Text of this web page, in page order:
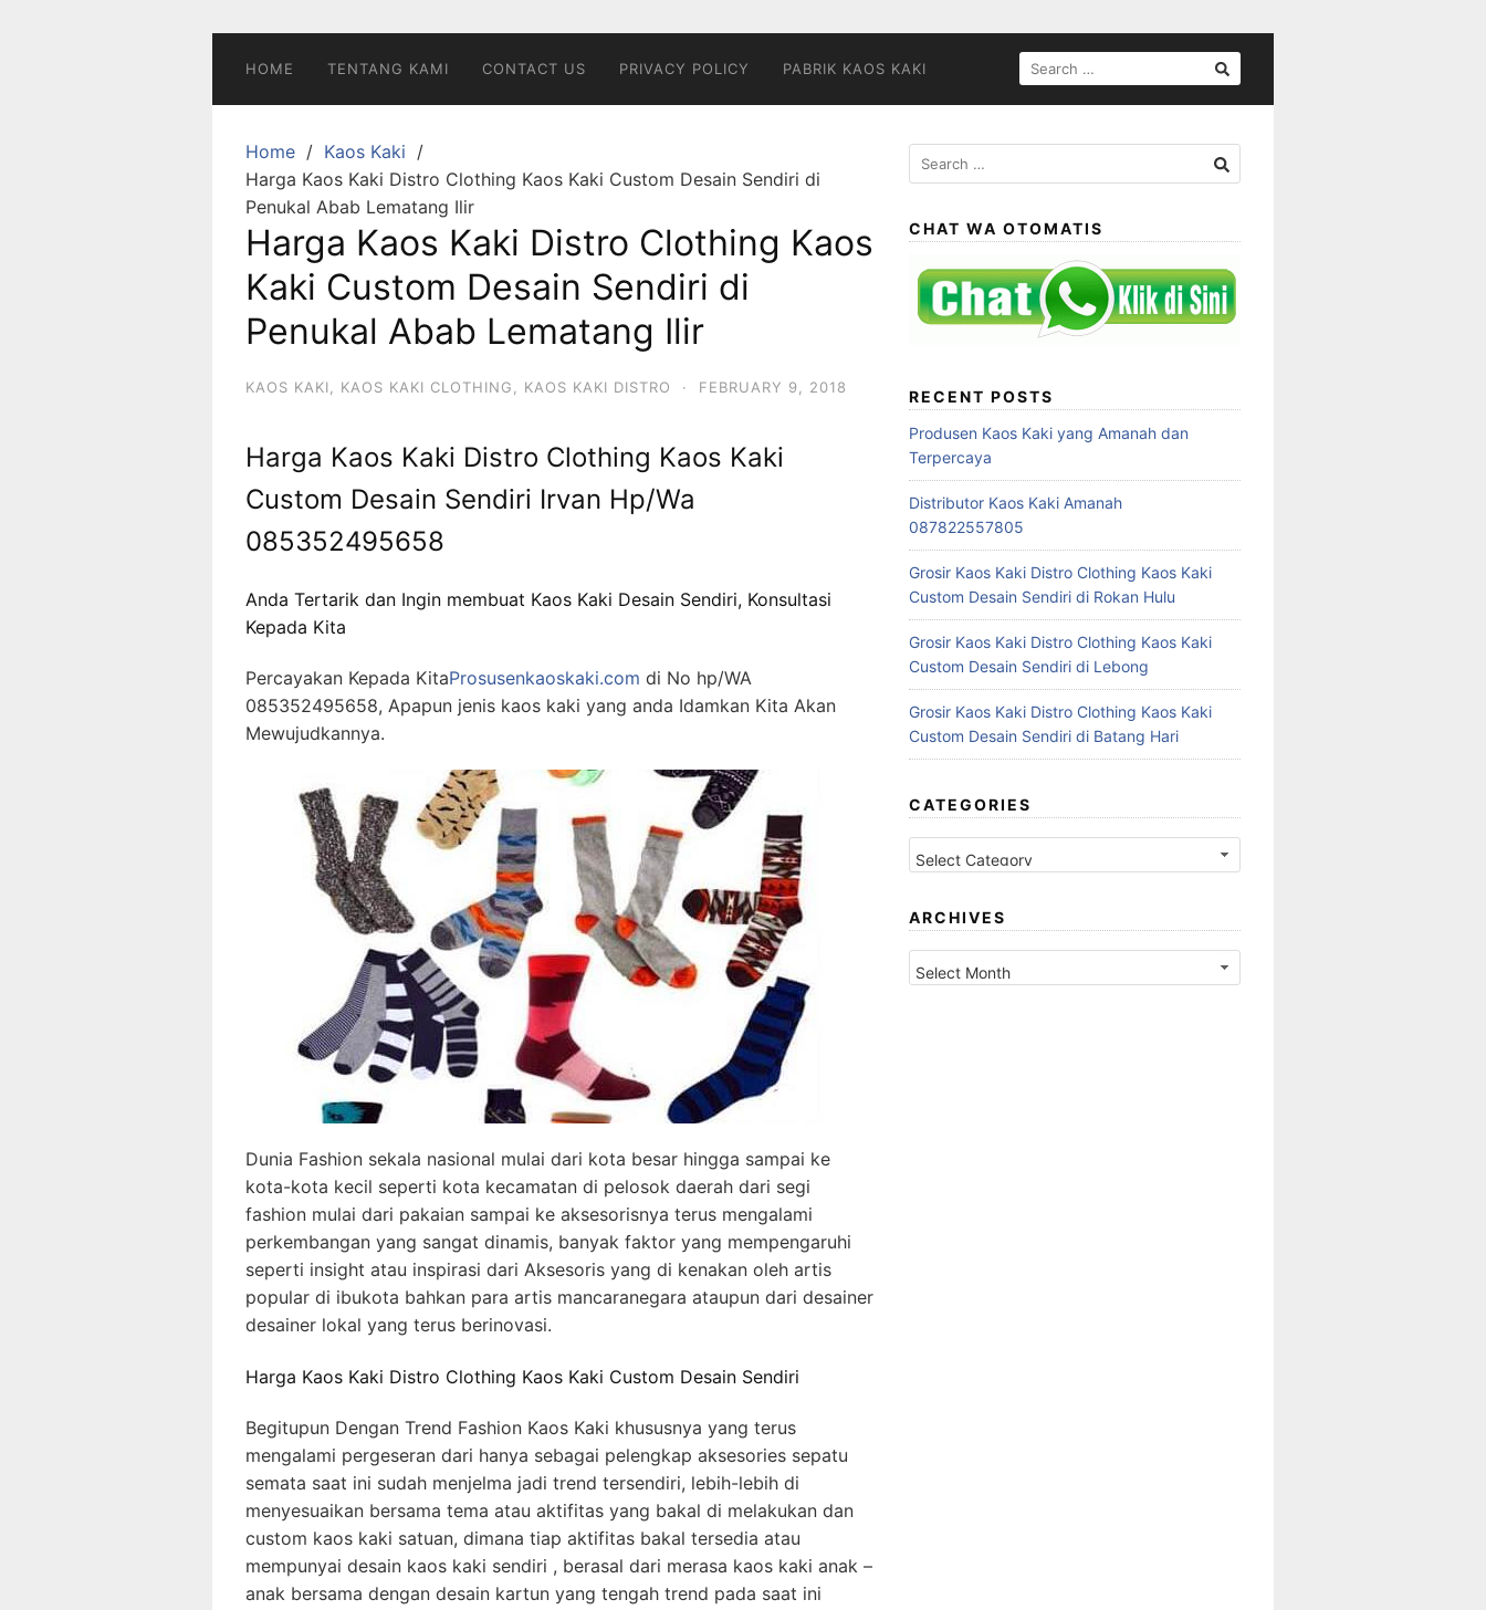
HOME TENTANG KAMI CONTACT US PRIVACY POLICY PABRIK KAOS KAKI
SEARCH
FOR:
Home
Kaos Kaki
Harga Kaos Kaki Distro Clothing Kaos Kaki Custom Desain Sendiri di
Penukal Abab Lematang Ilir
Harga Kaos Kaki Distro Clothing Kaos
Kaki Custom Desain Sendiri di
Penukal Abab Lematang Ilir
KAOS KAKI KAOS KAKI CLOTHING KAOS KAKI DISTRO · FEBRUARY 9, 2018
Harga Kaos Kaki Distro Clothing Kaos Kaki
Custom Desain Sendiri Irvan Hp/Wa
085352495658
Anda Tertarik dan Ingin membuat Kaos Kaki Desain Sendiri, Konsultasi
Kepada Kita
Percayakan Kepada KitaProsusenkaoskaki.com di No hp/WA
085352495658, Apapun jenis kaos kaki yang anda Idamkan Kita Akan
Mewujudkannya.
Dunia Fashion sekala nasional mulai dari kota besar hingga sampai ke
kota-kota kecil seperti kota kecamatan di pelosok daerah dari segi
fashion mulai dari pakaian sampai ke aksesorisnya terus mengalami
perkembangan yang sangat dinamis, banyak faktor yang mempengaruhi
seperti insight atau inspirasi dari Aksesoris yang di kenakan oleh artis
popular di ibukota bahkan para artis mancaranegara ataupun dari desainer
desainer lokal yang terus berinovasi.
Harga Kaos Kaki Distro Clothing Kaos Kaki Custom Desain Sendiri
Begitupun Dengan Trend Fashion Kaos Kaki khususnya yang terus
mengalami pergeseran dari hanya sebagai pelengkap aksesories sepatu
semata saat ini sudah menjelma jadi trend tersendiri, lebih-lebih di
menyesuaikan bersama tema atau aktifitas yang bakal di melakukan dan
custom kaos kaki satuan, dimana tiap aktifitas bakal tersedia atau
mempunyai desain kaos kaki sendiri , berasal dari merasa kaos kaki anak –
anak bersama dengan desain kartun yang tengah trend pada saat ini
Search
for:
CHAT WA OTOMATIS
RECENT POSTS
Produsen Kaos Kaki yang Amanah dan
Terpercaya
Distributor Kaos Kaki Amanah
087822557805
Grosir Kaos Kaki Distro Clothing Kaos Kaki
Custom Desain Sendiri di Rokan Hulu
Grosir Kaos Kaki Distro Clothing Kaos Kaki
Custom Desain Sendiri di Lebong
Grosir Kaos Kaki Distro Clothing Kaos Kaki
Custom Desain Sendiri di Batang Hari
CATEGORIES
Categories
ARCHIVES
Archives